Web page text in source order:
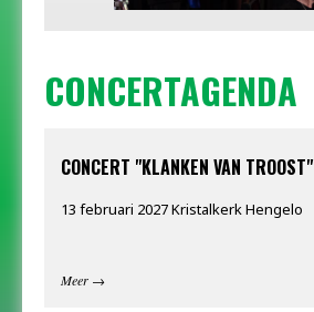
CONCERTAGENDA
CONCERT "KLANKEN VAN TROOST"
13 februari 2027 Kristalkerk Hengelo
Meer →